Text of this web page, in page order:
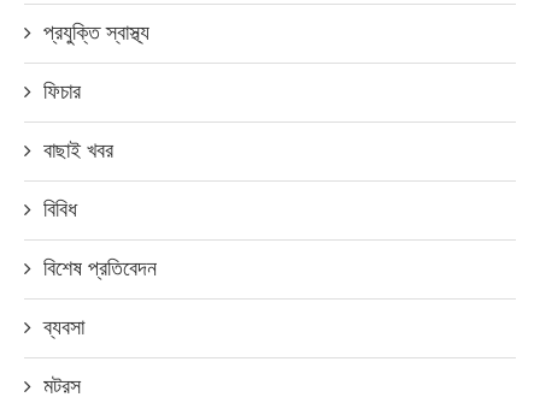
প্রযুক্তি স্বাস্থ্য
ফিচার
বাছাই খবর
বিবিধ
বিশেষ প্রতিবেদন
ব্যবসা
মটরস